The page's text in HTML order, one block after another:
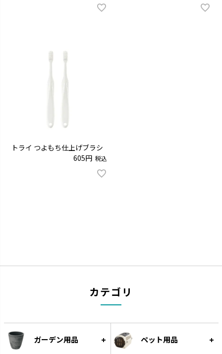
トライ つよもち仕上げブラシ
605
税込
カテゴリ
ガーデン用品 ペット用品